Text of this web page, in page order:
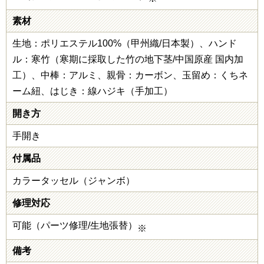
素材
生地：ポリエステル100%（甲州織/日本製）、ハンド
ル：寒竹（寒期に採取した竹の地下茎/中国原産 国内加
工）、中棒：アルミ、親骨：カーボン、玉留め：くちネ
ーム紐、はじき：線ハジキ（手加工）
開き方
手開き
付属品
カラータッセル（ジャンボ）
修理対応
可能（パーツ修理/生地張替） ※
備考